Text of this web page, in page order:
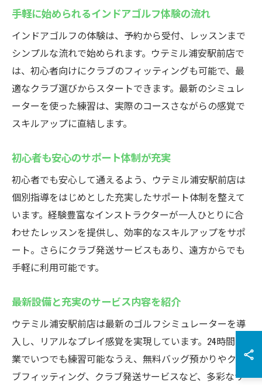
手軽に始められるインドアゴルフ体験の流れ
インドアゴルフの体験は、予約から受付、レッスンまで
シンプルな流れで始められます。ウテミル浦安駅前店で
は、初心者向けにクラブのフィッティングも可能で、最
適なクラブ選びからスタートできます。最新のシミュレ
ーターを使った練習は、実際のコースさながらの感覚で
スキルアップに直結します。
初心者も安心のサポート体制が充実
初心者でも安心して通えるよう、ウテミル浦安駅前店は
個別指導をはじめとした充実したサポート体制を整えて
います。経験豊富なインストラクターが一人ひとりに合
わせたレッスンを提供し、効率的なスキルアップをサポ
ート。さらにクラブ発送サービスもあり、遠方からでも
手軽に利用可能です。
最新設備と充実のサービス内容を紹介
ウテミル浦安駅前店は最新のゴルフシミュレーターを導
入し、リアルなプレイ感覚を実現しています。24時間営
業でいつでも練習可能なうえ、無料バッグ預かりやクラ
ブフィッティング、クラブ発送サービスなど、多彩なサ